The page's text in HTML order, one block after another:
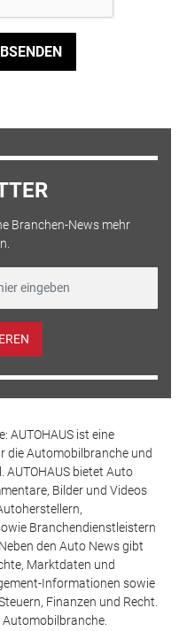
Branchen-News mehr
AUTOHAUS ist eine
die Automobilbranche und
AUTOHAUS bietet Auto
Bilder und Videos
Branchendienstleistern
den Auto News gibt
Marktdaten und
Informationen sowie
Finanzen und Recht.